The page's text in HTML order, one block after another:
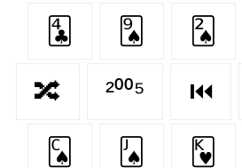
🃔 🂩 🂢
🔀 ²⁰⁰⁵ ⏮
🂬 🂫 🂾